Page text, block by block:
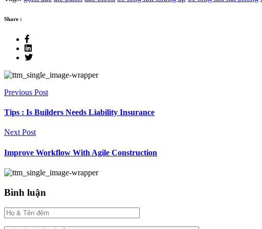
Share :
Previous Post
Tips : Is Builders Needs Liability Insurance
Next Post
Improve Workflow With Agile Construction
Bình luận